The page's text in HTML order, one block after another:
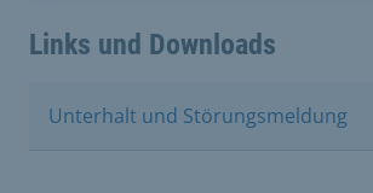
Links und Downloads
Unterhalt und Störungsmeldung